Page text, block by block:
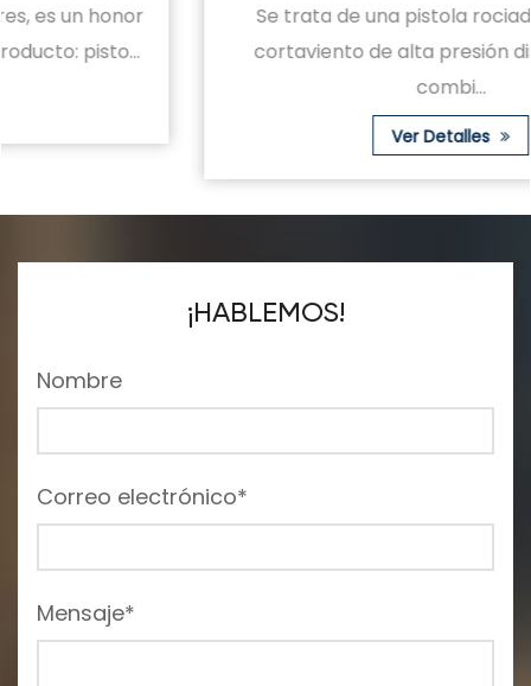
Se trata de una pistola rociadora agrícola
cortaviento de alta presión diseñada para
¡HABLEMOS!
Nombre
Correo electrónico*
Mensaje*